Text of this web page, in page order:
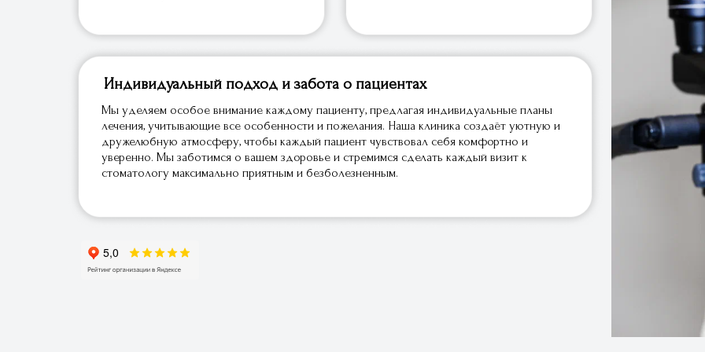
Индивидуальный подход и забота о пациентах
Мы уделяем особое внимание каждому пациенту, предлагая индивидуальные планы
лечения, учитывающие все особенности и пожелания. Наша клиника создаёт уютную и
дружелюбную атмосферу, чтобы каждый пациент чувствовал себя комфортно и
уверенно. Мы заботимся о вашем здоровье и стремимся сделать каждый визит к
стоматологу максимально приятным и безболезненным.
имплантология